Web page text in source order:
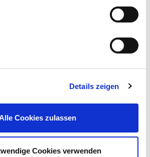
Details zeigen
Cookies zulassen
Cookies verwenden